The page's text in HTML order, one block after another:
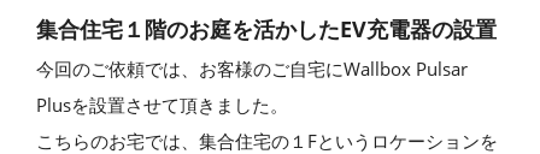
集合住宅１階のお庭を活かしたEV充電器の設置
今回のご依頼では、お客様のご自宅にWallbox Pulsar
Plusを設置させて頂きました。
こちらのお宅では、集合住宅の１Fというロケーションを